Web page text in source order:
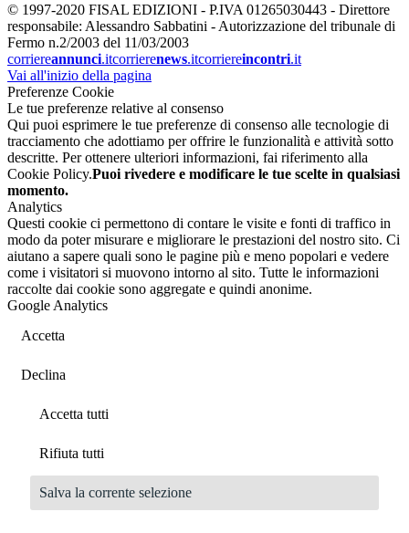
© 1997-2020 FISAL EDIZIONI - P.IVA 01265030443 - Direttore
responsabile: Alessandro Sabbatini - Autorizzazione del tribunale di
Fermo n.2/2003 del 11/03/2003
corriereannunci.itcorrierenews.itcorriereincontri.it
Vai all'inizio della pagina
Preferenze Cookie
Le tue preferenze relative al consenso
Qui puoi esprimere le tue preferenze di consenso alle tecnologie di
tracciamento che adottiamo per offrire le funzionalità e attività sotto
descritte. Per ottenere ulteriori informazioni, fai riferimento alla
Cookie Policy.Puoi rivedere e modificare le tue scelte in qualsiasi
momento.
Analytics
Questi cookie ci permettono di contare le visite e fonti di traffico in
modo da poter misurare e migliorare le prestazioni del nostro sito. Ci
aiutano a sapere quali sono le pagine più e meno popolari e vedere
come i visitatori si muovono intorno al sito. Tutte le informazioni
raccolte dai cookie sono aggregate e quindi anonime.
Google Analytics
Accetta
Declina
Accetta tutti
Rifiuta tutti
Salva la corrente selezione